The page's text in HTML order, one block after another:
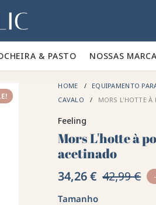
& PASTO 🍃 NOSSAS
HOME EQUIPAMENTO
CAVALO
MORS L'HOTTE À
Feeling
Mors L'hotte à
acetinado
34,26 € 42,99 €
Tamanho